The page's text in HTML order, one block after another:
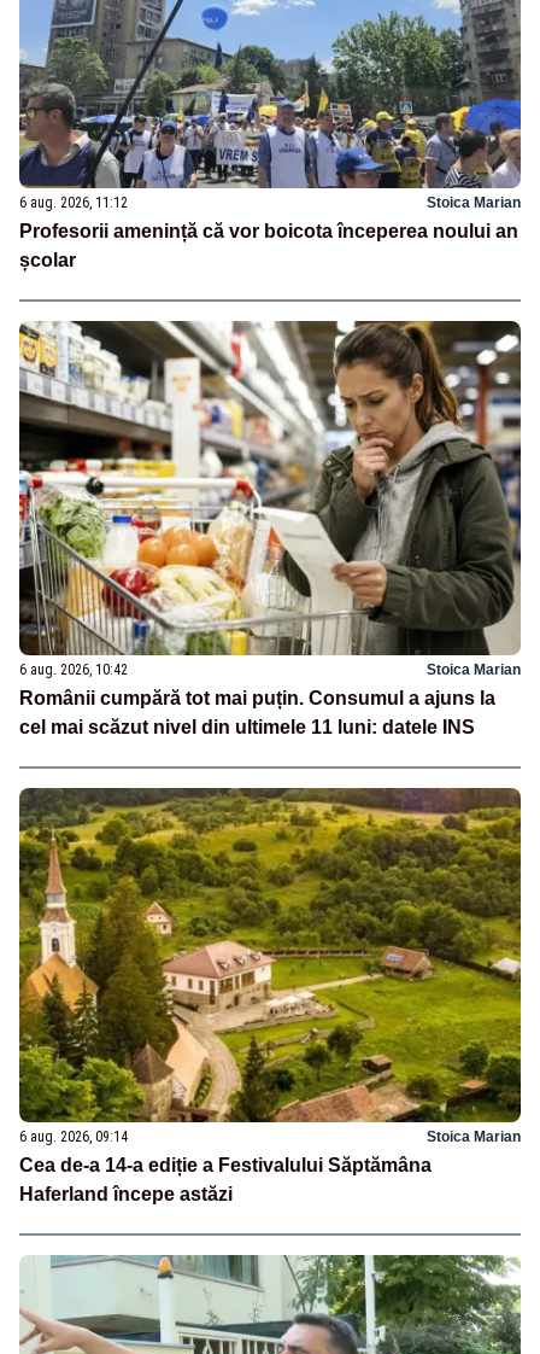
6 aug. 2026, 11:12 Stoica Marian
Profesorii amenință că vor boicota începerea noului an
școlar
6 aug. 2026, 10:42 Stoica Marian
Românii cumpără tot mai puțin. Consumul a ajuns la
cel mai scăzut nivel din ultimele 11 luni: datele INS
6 aug. 2026, 09:14 Stoica Marian
Cea de-a 14-a ediție a Festivalului Săptămâna
Haferland începe astăzi